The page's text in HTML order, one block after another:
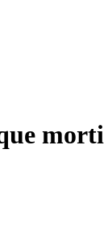
morti